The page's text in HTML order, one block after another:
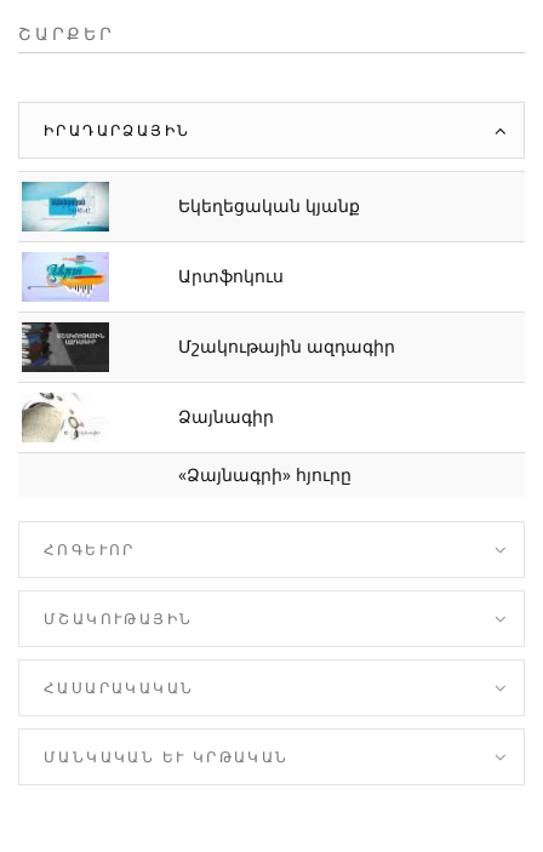
ՇԱՐՔԵՐ
ԻՐԱԴԱՐՁԱՅԻՆ
Եկեղեցական կյանք
Արտֆոկուս
Մշակութային ազդագիր
Ձայնագիր
«Ձայնագրի» հյուրը
ՀՈԳԵՒՈՐ
ՄՇԱԿՈՒԹԱՅԻՆ
ՀԱՍԱՐԱԿԱԿԱՆ
ՄԱՆԿԱԿԱՆ ԵՒ ԿՐԹԱԿԱՆ